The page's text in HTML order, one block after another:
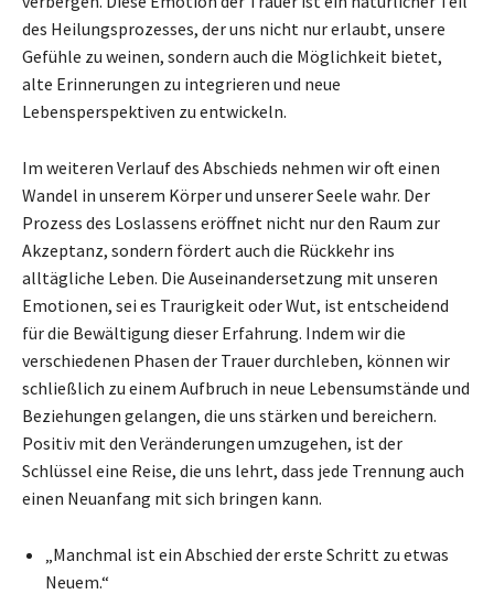
des Heilungsprozesses, der uns nicht nur erlaubt, unsere
Gefühle zu weinen, sondern auch die Möglichkeit bietet,
alte Erinnerungen zu integrieren und neue
Lebensperspektiven zu entwickeln.
Im weiteren Verlauf des Abschieds nehmen wir oft einen
Wandel in unserem Körper und unserer Seele wahr. Der
Prozess des Loslassens eröffnet nicht nur den Raum zur
Akzeptanz, sondern fördert auch die Rückkehr ins
alltägliche Leben. Die Auseinandersetzung mit unseren
Emotionen, sei es Traurigkeit oder Wut, ist entscheidend
für die Bewältigung dieser Erfahrung. Indem wir die
verschiedenen Phasen der Trauer durchleben, können wir
schließlich zu einem Aufbruch in neue Lebensumstände und
Beziehungen gelangen, die uns stärken und bereichern.
Positiv mit den Veränderungen umzugehen, ist der
Schlüssel eine Reise, die uns lehrt, dass jede Trennung auch
einen Neuanfang mit sich bringen kann.
„Manchmal ist ein Abschied der erste Schritt zu etwas
Neuem.“